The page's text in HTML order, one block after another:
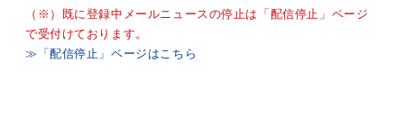
（※）既に登録中メールニュースの停止は「配信停止」ページ
で受付けております。
≫「配信停止」ページはこちら